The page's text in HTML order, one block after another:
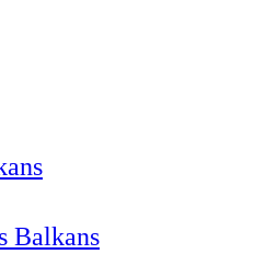
Balkans